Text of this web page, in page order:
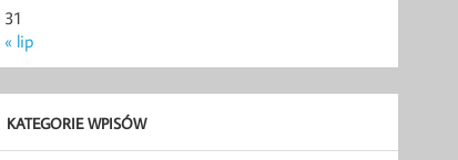
31
« lip
KATEGORIE WPISÓW